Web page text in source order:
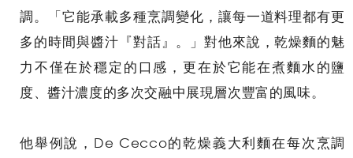
調。「它能承載多種烹調變化，讓每一道料理都有更
多的時間與醬汁『對話』。」對他來說，乾燥麵的魅
力不僅在於穩定的口感，更在於它能在煮麵水的鹽
度、醬汁濃度的多次交融中展現層次豐富的風味。
他舉例說，De Cecco的乾燥義大利麵在每次烹調